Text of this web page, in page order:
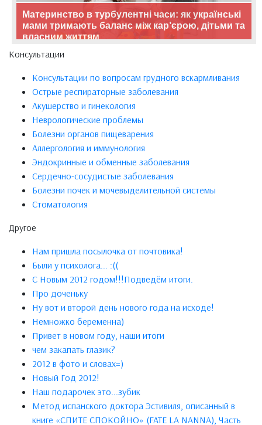
Материнство в турбулентні часи: як українські
мами тримають баланс між кар’єрою, дітьми та
власним життям
Консультации
Консультации по вопросам грудного вскармливания
Острые респираторные заболевания
Акушерство и гинекология
Неврологические проблемы
Болезни органов пищеварения
Аллергология и иммунология
Эндокринные и обменные заболевания
Сердечно-сосудистые заболевания
Болезни почек и мочевыделительной системы
Стоматология
Другое
Нам пришла посылочка от почтовика!
Были у психолога... :((
С Новым 2012 годом!!!Подведём итоги.
Про доченьку
Ну вот и второй день нового года на исходе!
Немножко беременна)
Привет в новом году, наши итоги
чем закапать глазик?
2012 в фото и словах=)
Новый Год 2012!
Наш подарочек это...зубик
Метод испанского доктора Эстивиля, описанный в
книге «СПИТЕ СПОКОЙНО» (FATE LA NANNA), Часть